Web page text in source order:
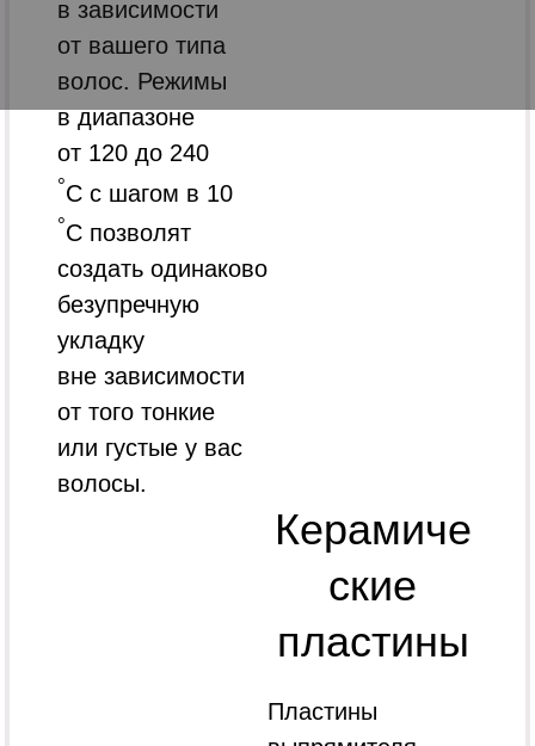
в зависимости
от вашего типа
волос. Режимы
в диапазоне
от 120 до 240
°С с шагом в 10
°С позволят
создать одинаково
безупречную
укладку
вне зависимости
от того тонкие
или густые у вас
волосы.
Керамиче
ские
пластины
Пластины